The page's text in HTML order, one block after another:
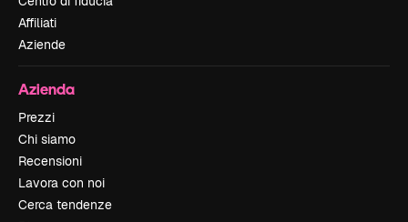
Affiliati
Aziende
Azienda
Prezzi
Chi siamo
Recensioni
Lavora con noi
Cerca tendenze